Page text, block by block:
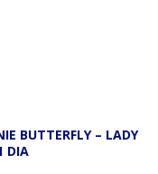
BUTTERFLY – LADY
DIA